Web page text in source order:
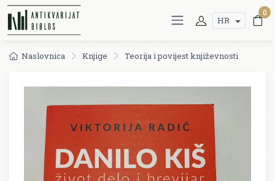
HR
0
Naslovnica Knjige Teorija i povijest književnosti